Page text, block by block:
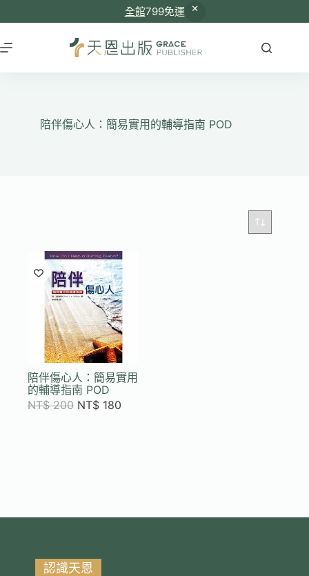
全館799免運
至
主
陪伴傷心人：簡易實用的輔導指南 POD
陪伴傷心人：簡易實用
的輔導指南 POD
NT$200 NT$ 180
認識天恩